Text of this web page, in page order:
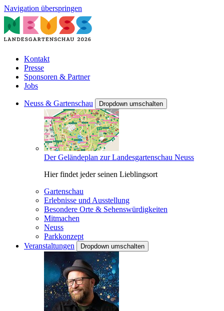
Navigation überspringen
Kontakt
Presse
Sponsoren & Partner
Jobs
Neuss & Gartenschau Dropdown umschalten
Der Geländeplan zur Landesgartenschau Neuss
Hier findet jeder seinen Lieblingsort
Gartenschau
Erlebnisse und Ausstellung
Besondere Orte & Sehenswürdigkeiten
Mitmachen
Neuss
Parkkonzept
Veranstaltungen
Dropdown umschalten